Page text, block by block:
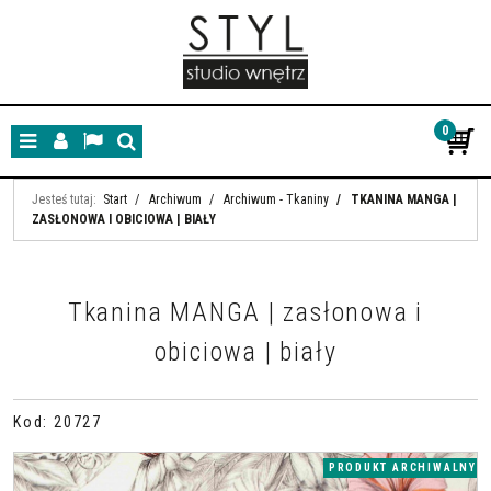
MenuPanelLangSzukaj
0
Jesteś tutaj: Start / Archiwum / Archiwum - Tkaniny /
TKANINA MANGA |
ZASŁONOWA I OBICIOWA | BIAŁY
Tkanina MANGA | zasłonowa i
obiciowa | biały
Kod : 20727
PRODUKT ARCHIWALNY